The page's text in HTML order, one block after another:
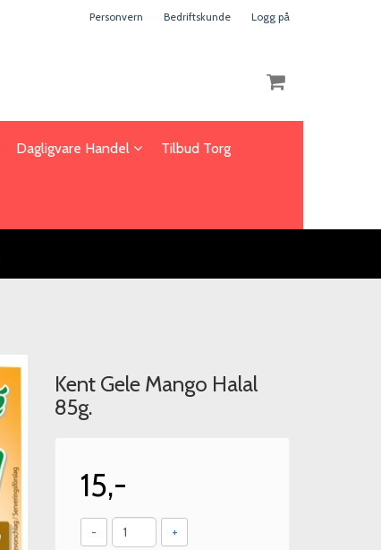
Personvern Bedriftskunde Logg på
Dagligvare Handel Tilbud Torg
Kent Gele Mango Halal
85g.
15,-
- +